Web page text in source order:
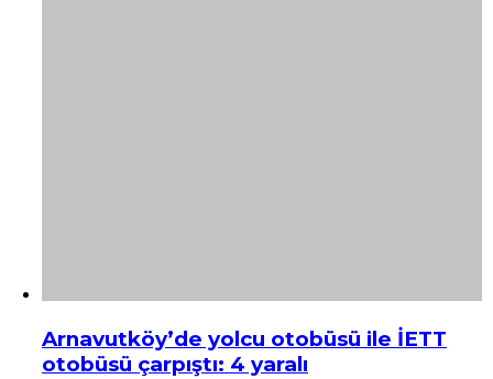
Arnavutköy’de yolcu otobüsü ile İETT
otobüsü çarpıştı: 4 yaralı